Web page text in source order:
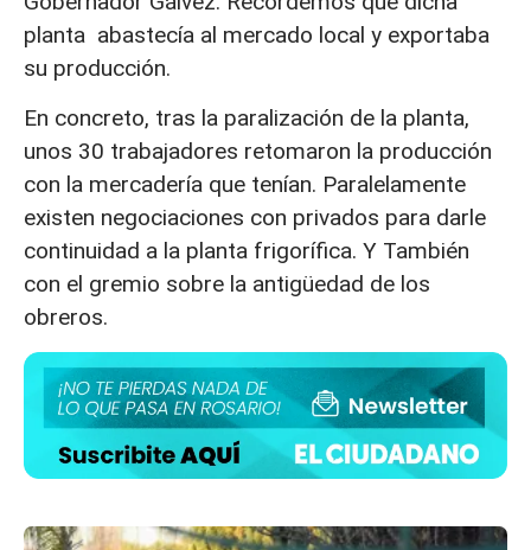
planta abastecía al mercado local y exportaba
su producción.
En concreto, tras la paralización de la planta,
unos 30 trabajadores retomaron la producción
con la mercadería que tenían. Paralelamente
existen negociaciones con privados para darle
continuidad a la planta frigorífica. Y También
con el gremio sobre la antigüedad de los
obreros.